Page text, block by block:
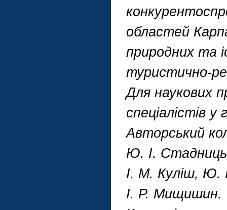
областей
природних та
туристично-
Для наукових
спеціалістів
Авторський
Ю. І.
І. М. Куліш, Ю.
І. Р. Мищишин.